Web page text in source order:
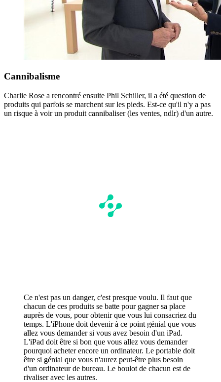
Cannibalisme
Charlie Rose a rencontré ensuite Phil Schiller, il a été question de
produits qui parfois se marchent sur les pieds. Est-ce qu'il n'y a pas
un risque à voir un produit cannibaliser (les ventes, ndlr) d'un autre.
Ce n'est pas un danger, c'est presque voulu. Il faut que
chacun de ces produits se batte pour gagner sa place
auprès de vous, pour obtenir que vous lui consacriez du
temps. L'iPhone doit devenir à ce point génial que vous
allez vous demander si vous avez besoin d'un iPad.
L'iPad doit être si bon que vous allez vous demander
pourquoi acheter encore un ordinateur. Le portable doit
être si génial que vous n'aurez peut-être plus besoin
d'un ordinateur de bureau. Le boulot de chacun est de
rivaliser avec les autres.